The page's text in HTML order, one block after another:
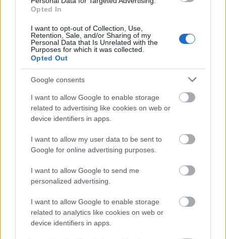
Opted In
I want to opt-out of Collection, Use,
Retention, Sale, and/or Sharing of my
Personal Data that Is Unrelated with the
Purposes for which it was collected.
Opted Out
Google consents
I want to allow Google to enable storage
related to advertising like cookies on web or
device identifiers in apps.
I want to allow my user data to be sent to
Google for online advertising purposes.
I want to allow Google to send me
personalized advertising.
I want to allow Google to enable storage
related to analytics like cookies on web or
device identifiers in apps.
AJÁNLJUK MÉG
MAGYAR ÉPÍTŐK